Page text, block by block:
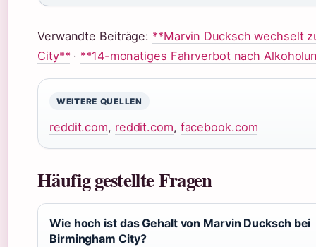
Verwandte Beiträge: **Marvin Ducksch wechselt
City** · **14-monatiges Fahrverbot nach
WEITERE QUELLEN
reddit.com, reddit.com, facebook.com
Häufig gestellte Fragen
Wie hoch ist das Gehalt von Marvin Ducksch bei
Birmingham City?